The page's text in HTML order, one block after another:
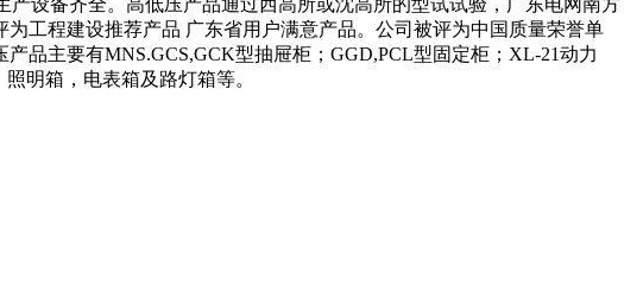
设备齐全。高低压产品通过西高所或沈高所的型试试验，广东电网南方
工程建设推荐产品 广东省用户满意产品。公司被评为中国质量荣誉单
品主要有MNS.GCS,GCK型抽屉柜；GGD,PCL型固定柜；XL-21动力
明箱，电表箱及路灯箱等。